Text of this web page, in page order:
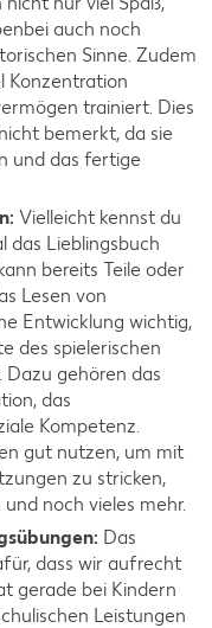
auch noch
Sinne. Zudem
Konzentration
trainiert. Dies
bemerkt, da sie
und das fertige
Vielleicht kennst du
das Lieblingsbuch
bereits Teile oder
Lesen von
Entwicklung wichtig,
des spielerischen
gehören das
das
Kompetenz.
gut nutzen, um mit
zu stricken,
noch vieles mehr.
Das
dass wir aufrecht
gerade bei Kindern
Leistungen